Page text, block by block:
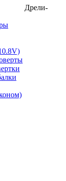
Дрели-